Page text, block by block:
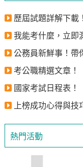
歷屆試題詳解下載！
我能考什麼，立即
公務員新鮮事！帶
考公職精選文章！
國家考試日程表！
上榜成功心得與技
熱門活動